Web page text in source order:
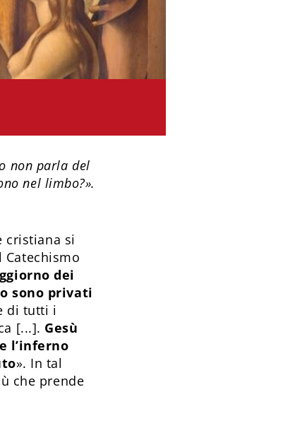
non parla del
nel limbo?».
cristiana si
dei
sono privati
di tutti i
[...]. Gesù
l’inferno
». In tal
che prende